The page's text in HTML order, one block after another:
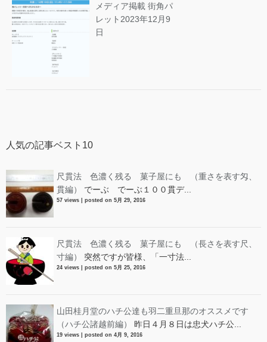
メディア掲載 街角パ
レット 2023年12月9
日
人気の記事ベスト10
尺貫法 色濃く残る 菓子屋にも （重さを表す匁、
貫編）
でーぶ でーぶ１００貫デ...
57 views posted on 5月 29, 2016
尺貫法 色濃く残る 菓子屋にも （長さを表す尺、
寸編）
突然ですが皆様、「一寸法...
24 views posted on 5月 25, 2016
山田桂月堂のハチ公達も羽二重旦那のオススメです
（ハチ公諸越前編）
昨日４月８日は忠犬ハチ公...
19 views posted on 4月 9, 2016